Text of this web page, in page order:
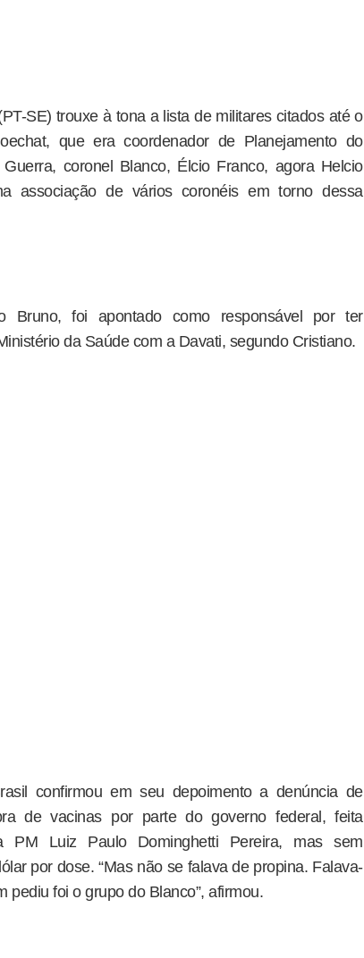
SE) trouxe à tona a lista de militares citados até o
que era coordenador de Planejamento do
coronel Blanco, Élcio Franco, agora Helcio
associação de vários coronéis em torno dessa
Bruno, foi apontado como responsável por ter
da Saúde com a Davati, segundo Cristiano.
confirmou em seu depoimento a denúncia de
de vacinas por parte do governo federal, feita
PM Luiz Paulo Dominghetti Pereira, mas sem
por dose. “Mas não se falava de propina. Falava-
pediu foi o grupo do Blanco”, afirmou.